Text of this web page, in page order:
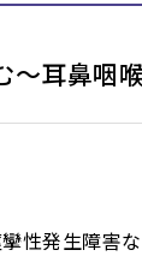
耳鼻咽喉
性発生障害